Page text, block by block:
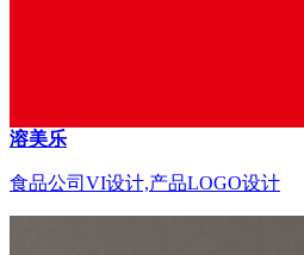
溶美乐
食品公司VI设计,产品LOGO设计